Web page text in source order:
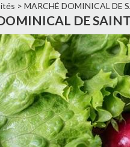
> MARCHÉ DOMINICAL DE
DE